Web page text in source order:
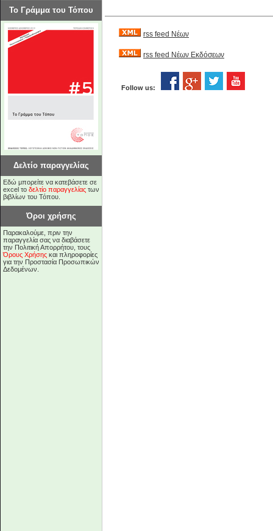
Το Γράμμα του Τόπου
Δελτίο παραγγελίας
Εδώ μπορείτε να κατεβάσετε σε
excel το δελτίο παραγγελίας των
βιβλίων του Τόπου.
Όροι χρήσης
Παρακαλούμε, πριν την
παραγγελία σας να διαβάσετε
την Πολιτική Απορρήτου, τους
Όρους Χρήσης και πληροφορίες
για την Προστασία Προσωπικών
Δεδομένων.
rss feed Νέων
rss feed Νέων Εκδόσεων
Follow us: